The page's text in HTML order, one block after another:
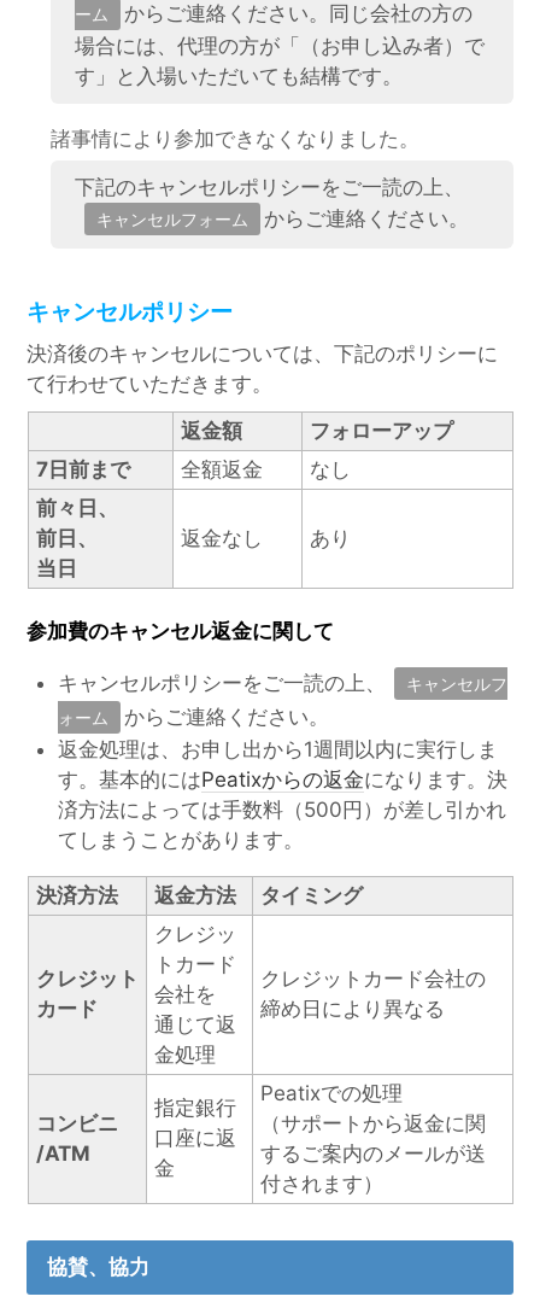
ーム
からご連絡ください。同じ会社の方の
場合には、代理の方が「（お申し込み者）で
す」と入場いただいても結構です。
諸事情により参加できなくなりました。
下記のキャンセルポリシーをご一読の上、
キャンセルフォーム からご連絡ください。
キャンセルポリシー
決済後のキャンセルについては、下記のポリシーに
て行わせていただきます。
返金額
フォローアップ
7日前まで
全額返金
なし
前々日、
前日、
当日
返金なし あり
参加費のキャンセル返金に関して
キャンセルポリシーをご一読の上、
キャンセルフ
ォーム
からご連絡ください。
返金処理は、お申し出から1週間以内に実行しま
す。基本的にはPeatixからの返金になります。決
済方法によっては手数料（500円）が差し引かれ
てしまうことがあります。
決済方法 返金方法 タイミング
クレジット
カード
クレジッ
トカード
会社を
通じて返
金処理
クレジットカード会社の
締め日により異なる
コンビニ
/ATM
指定銀行
口座に返
金
Peatixでの処理
（サポートから返金に関
するご案内のメールが送
付されます）
協賛、協力